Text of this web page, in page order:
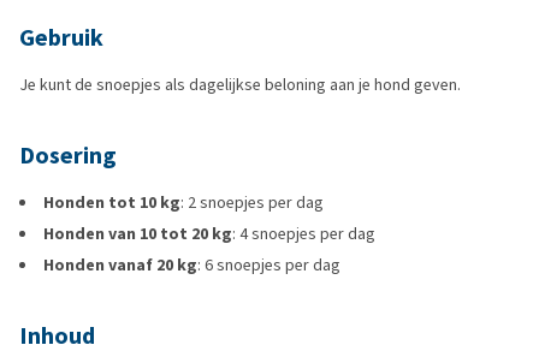
Gebruik
Je kunt de snoepjes als dagelijkse beloning aan je hond geven.
Dosering
Honden tot 10 kg: 2 snoepjes per dag
Honden van 10 tot 20 kg: 4 snoepjes per dag
Honden vanaf 20 kg: 6 snoepjes per dag
Inhoud